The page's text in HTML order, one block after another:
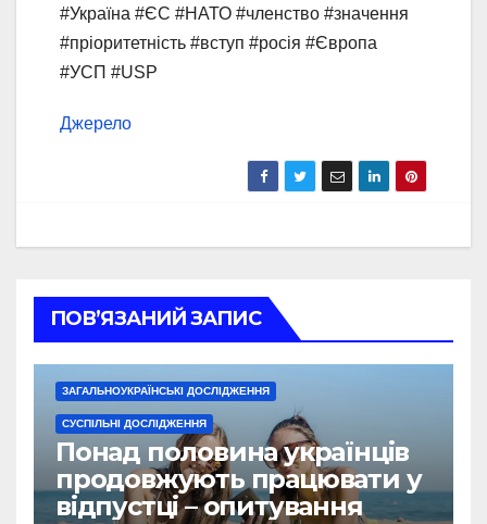
#Україна #ЄС #НАТО #членство #значення
#пріоритетність #вступ #росія #Європа
#УСП #USP
Джерело
ПОВ’ЯЗАНИЙ ЗАПИС
ЗАГАЛЬНОУКРАЇНСЬКІ ДОСЛІДЖЕННЯ
СУСПІЛЬНІ ДОСЛІДЖЕННЯ
Понад половина українців
продовжують працювати у
відпустці – опитування